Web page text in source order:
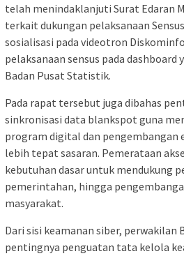
telah menindaklanjuti Surat Edaran
terkait dukungan pelaksanaan
sosialisasi pada videotron
pelaksanaan sensus pada dashboard
Badan Pusat Statistik.
Pada rapat tersebut juga dibahas
sinkronisasi data blankspot guna
program digital dan pengembangan
lebih tepat sasaran. Pemerataan
kebutuhan dasar untuk mendukung
pemerintahan, hingga
masyarakat.
Dari sisi keamanan siber, perwakilan
pentingnya penguatan tata kelola